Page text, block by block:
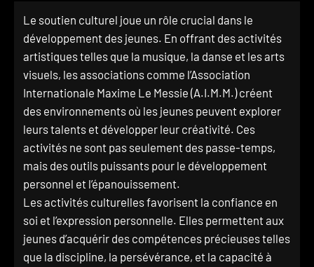
Le soutien culturel joue un rôle crucial dans le
développement des jeunes. En offrant des activités
artistiques telles que la musique, la danse et les arts
visuels, les associations comme l’Association
Internationale Maxime Le Messie (A.I.M.M.) créent
des environnements où les jeunes peuvent explorer
leurs talents et développer leur créativité. Ces
activités ne sont pas seulement des passe-temps,
mais des outils puissants pour le développement
personnel et l’épanouissement.
Les activités culturelles favorisent la confiance en
soi et l’expression personnelle. Elles permettent aux
jeunes d’acquérir des compétences précieuses telles
que la discipline, la persévérance, et la capacité à